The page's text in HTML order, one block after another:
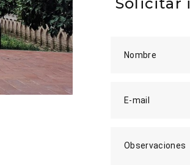
Nombre
E-mail
Observaciones